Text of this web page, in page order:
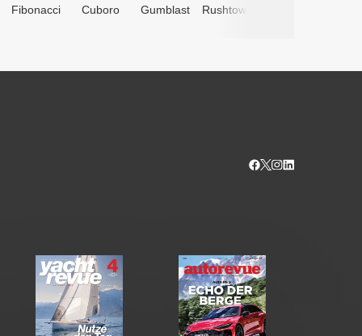
Fibonacci Cuboro Gumblast Rushtower